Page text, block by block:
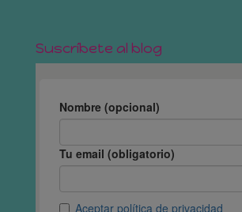
Suscríbete al blog